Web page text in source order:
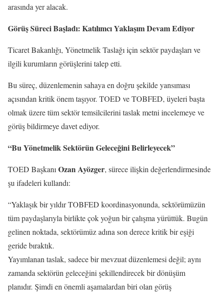
arasında yer alacak.
Görüş Süreci Başladı: Katılımcı Yaklaşım Devam Ediyor
Ticaret Bakanlığı, Yönetmelik Taslağı için sektör paydaşları ve
ilgili kurumların görüşlerini talep etti.
Bu süreç, düzenlemenin sahaya en doğru şekilde yansıması
açısından kritik önem taşıyor. TOED ve TOBFED, üyeleri başta
olmak üzere tüm sektör temsilcilerini taslak metni incelemeye ve
görüş bildirmeye davet ediyor.
“Bu Yönetmelik Sektörün Geleceğini Belirleyecek”
TOED Başkanı Ozan Ayözger, sürece ilişkin değerlendirmesinde
şu ifadeleri kullandı:
“Yaklaşık bir yıldır TOBFED koordinasyonunda, sektörümüzün
tüm paydaşlarıyla birlikte çok yoğun bir çalışma yürüttük. Bugün
gelinen noktada, sektörümüz adına son derece kritik bir eşiği
geride bıraktık.
Yayımlanan taslak, sadece bir mevzuat düzenlemesi değil; aynı
zamanda sektörün geleceğini şekillendirecek bir dönüşüm
planıdır. Şimdi en önemli aşamalardan biri olan görüş